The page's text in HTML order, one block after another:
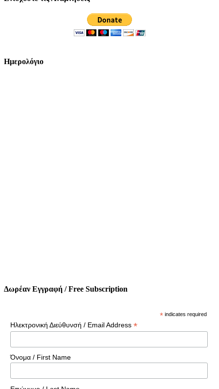
Ημερολόγιο
Δωρέαν Εγγραφή / Free Subscription
* indicates required
Ηλεκτρονική Διεύθυνσή / Email Address *
Όνομα / First Name